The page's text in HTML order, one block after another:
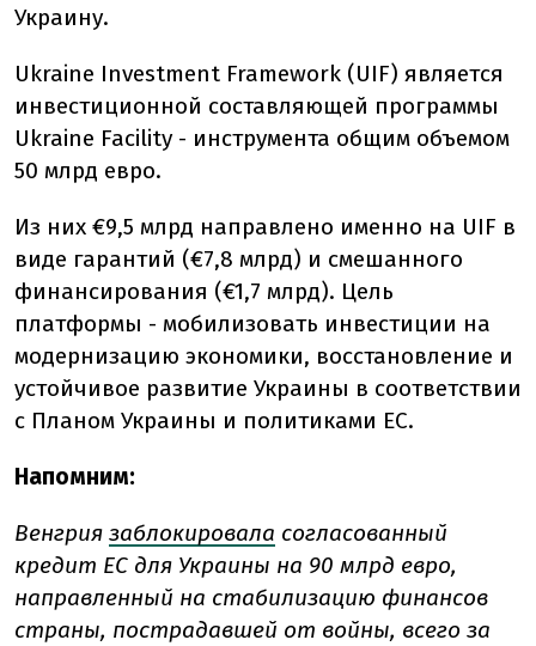
Украину.
Ukraine Investment Framework (UIF) является
инвестиционной составляющей программы
Ukraine Facility - инструмента общим объемом
50 млрд евро.
Из них €9,5 млрд направлено именно на UIF в
виде гарантий (€7,8 млрд) и смешанного
финансирования (€1,7 млрд). Цель
платформы - мобилизовать инвестиции на
модернизацию экономики, восстановление и
устойчивое развитие Украины в соответствии
с Планом Украины и политиками ЕС.
Напомним:
Венгрия заблокировала согласованный
кредит ЕС для Украины на 90 млрд евро,
направленный на стабилизацию финансов
страны, пострадавшей от войны, всего за